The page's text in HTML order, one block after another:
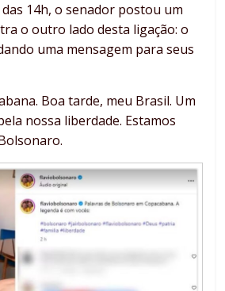
14h, o senador postou um
o outro lado desta ligação: o
uma mensagem para seus
Boa tarde, meu Brasil. Um
nossa liberdade. Estamos